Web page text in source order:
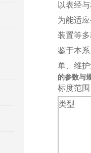
以表经
为能适
装置等
鉴于本
单、维
的参数与
标度范
类型